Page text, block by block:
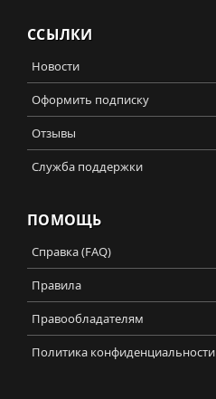
ССЫЛКИ
Новости
Оформить подписку
Отзывы
Служба поддержки
ПОМОЩЬ
Справка (FAQ)
Правила
Правообладателям
Политика конфиденциальности